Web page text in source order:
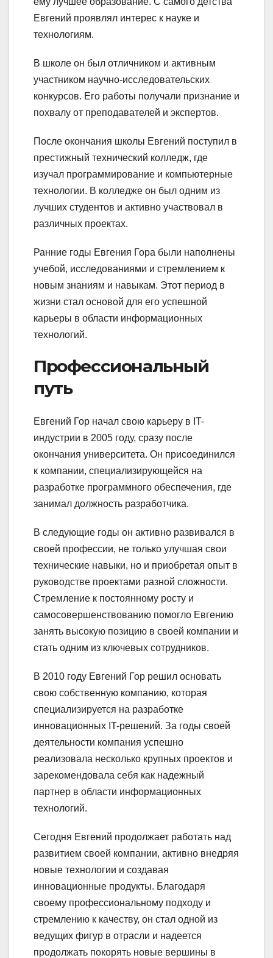
Евгений проявлял интерес к науке и
технологиям.
В школе он был отличником и активным
участником научно-исследовательских
конкурсов. Его работы получали признание и
похвалу от преподавателей и экспертов.
После окончания школы Евгений поступил в
престижный технический колледж, где
изучал программирование и компьютерные
технологии. В колледже он был одним из
лучших студентов и активно участвовал в
различных проектах.
Ранние годы Евгения Гора были наполнены
учебой, исследованиями и стремлением к
новым знаниям и навыкам. Этот период в
жизни стал основой для его успешной
карьеры в области информационных
технологий.
Профессиональный
путь
Евгений Гор начал свою карьеру в IT-
индустрии в 2005 году, сразу после
окончания университета. Он присоединился
к компании, специализирующейся на
разработке программного обеспечения, где
занимал должность разработчика.
В следующие годы он активно развивался в
своей профессии, не только улучшая свои
технические навыки, но и приобретая опыт в
руководстве проектами разной сложности.
Стремление к постоянному росту и
самосовершенствованию помогло Евгению
занять высокую позицию в своей компании и
стать одним из ключевых сотрудников.
В 2010 году Евгений Гор решил основать
свою собственную компанию, которая
специализируется на разработке
инновационных IT-решений. За годы своей
деятельности компания успешно
реализовала несколько крупных проектов и
зарекомендовала себя как надежный
партнер в области информационных
технологий.
Сегодня Евгений продолжает работать над
развитием своей компании, активно внедряя
новые технологии и создавая
инновационные продукты. Благодаря
своему профессиональному подходу и
стремлению к качеству, он стал одной из
ведущих фигур в отрасли и надеется
продолжать покорять новые вершины в